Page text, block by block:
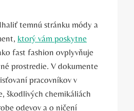
temnú stránku módy a
ktorý vám poskytne
fast fashion ovplyvňuje
prostredie. V dokumente
pracovníkov v
škodlivých chemikáliách
odevov a o ničení